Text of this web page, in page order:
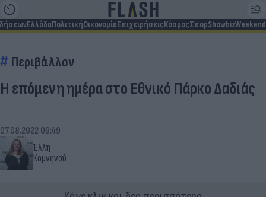
ΕλλάδαΠολιτικήΟικονομίαΕπιχειρήσειςΚόσμοςΣπορShowbizWeekend
Περιβάλλον
Η επόμενη ημέρα στο Εθνικό Πάρκο Δαδιάς
Έλλη
Κομνηνού
07.08.2022 09:49